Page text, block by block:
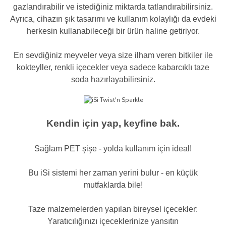
gazlandırabilir ve istediğiniz miktarda tatlandırabilirsiniz.
Ayrıca, cihazın şık tasarımı ve kullanım kolaylığı da evdeki
herkesin kullanabileceği bir ürün haline getiriyor.
En sevdiğiniz meyveler veya size ilham veren bitkiler ile
kokteyller, renkli içecekler veya sadece kabarcıklı taze
soda hazırlayabilirsiniz.
Kendin için yap, keyfine bak.
Sağlam PET şişe - yolda kullanım için ideal!
Bu iSi sistemi her zaman yerini bulur - en küçük
mutfaklarda bile!
Taze malzemelerden yapılan bireysel içecekler:
Yaratıcılığınızı içeceklerinize yansıtın